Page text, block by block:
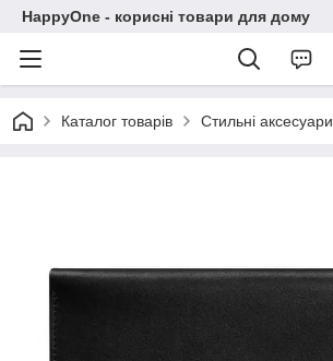
HappyOne - корисні товари для дому
Каталог товарів Стильні аксесуари